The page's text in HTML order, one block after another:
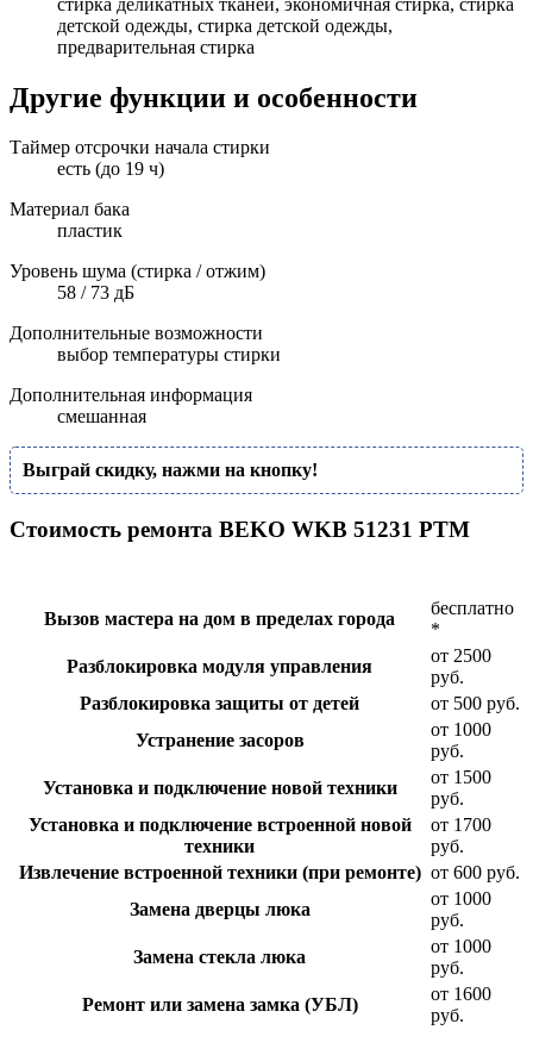
детской одежды, стирка детской одежды,
предварительная стирка
Другие функции и особенности
Таймер отсрочки начала стирки
есть (до 19 ч)
Материал бака
пластик
Уровень шума (стирка / отжим)
58 / 73 дБ
Дополнительные возможности
выбор температуры стирки
Дополнительная информация
смешанная
Выграй скидку, нажми на кнопку!
Стоимость ремонта BEKO WKB 51231 PTM
Вызов мастера на дом в пределах города
бесплатно
*
Разблокировка модуля управления
от 2500
руб.
Разблокировка защиты от детей
от 500 руб.
Устранение засоров
от 1000
руб.
Установка и подключение новой техники
от 1500
руб.
Установка и подключение встроенной новой
техники
от 1700
руб.
Извлечение встроенной техники (при ремонте) от 600 руб.
Замена дверцы люка
от 1000
руб.
Замена стекла люка
от 1000
руб.
Ремонт или замена замка (УБЛ)
от 1600
руб.